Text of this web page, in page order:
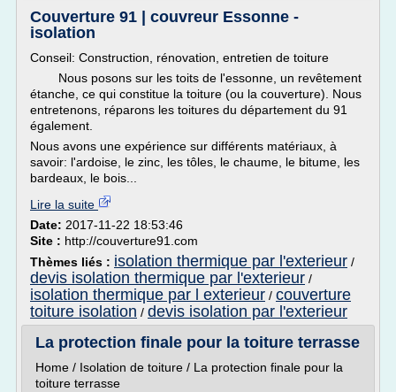
Couverture 91 | couvreur Essonne -
isolation
Conseil: Construction, rénovation, entretien de toiture
Nous posons sur les toits de l'essonne, un revêtement
étanche, ce qui constitue la toiture (ou la couverture). Nous
entretenons, réparons les toitures du département du 91
également.
Nous avons une expérience sur différents matériaux, à
savoir: l'ardoise, le zinc, les tôles, le chaume, le bitume, les
bardeaux, le bois...
Lire la suite
Date: 2017-11-22 18:53:46
Site : http://couverture91.com
Thèmes liés : isolation thermique par l'exterieur /
devis isolation thermique par l'exterieur /
isolation thermique par l exterieur / couverture
toiture isolation / devis isolation par l'exterieur
La protection finale pour la toiture terrasse
Home / Isolation de toiture / La protection finale pour la
toiture terrasse